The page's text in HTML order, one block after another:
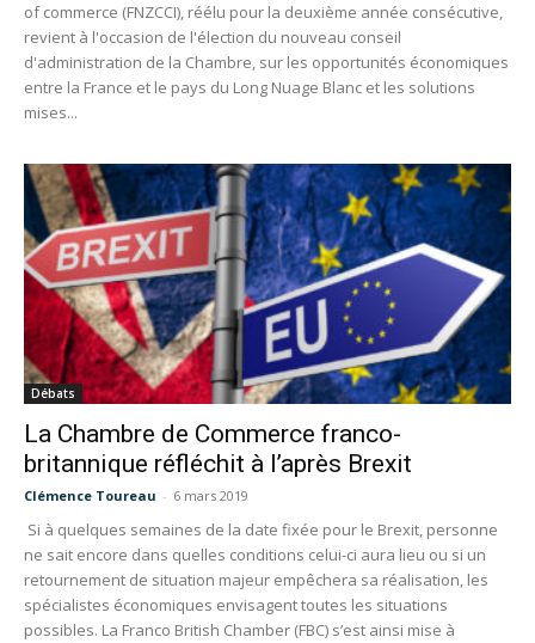
of commerce (FNZCCI), réélu pour la deuxième année consécutive,
revient à l'occasion de l'élection du nouveau conseil
d'administration de la Chambre, sur les opportunités économiques
entre la France et le pays du Long Nuage Blanc et les solutions
mises...
Débats
La Chambre de Commerce franco-
britannique réfléchit à l’après Brexit
Clémence Toureau - 6 mars 2019
Si à quelques semaines de la date fixée pour le Brexit, personne
ne sait encore dans quelles conditions celui-ci aura lieu ou si un
retournement de situation majeur empêchera sa réalisation, les
spécialistes économiques envisagent toutes les situations
possibles. La Franco British Chamber (FBC) s’est ainsi mise à